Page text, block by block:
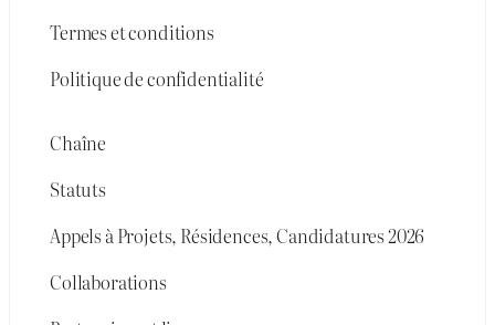
Termes et conditions
Politique de confidentialité
Chaîne
Statuts
Appels à Projets, Résidences, Candidatures 2026
Collaborations